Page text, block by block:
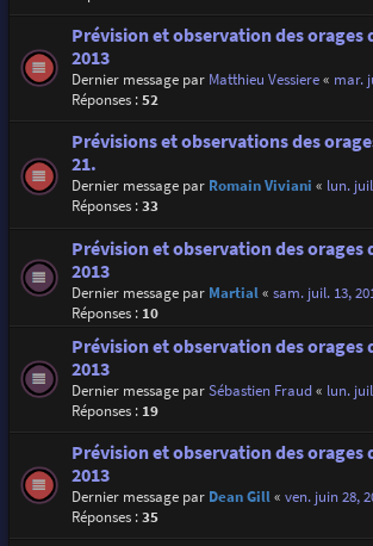
Prévision et observation des orages
2013
Dernier message par Matthieu Vessiere« mar.
Réponses :52
Prévisions et observations des
21.
Dernier message par Romain Viviani « lun.
Réponses :33
Prévision et observation des orages
2013
Dernier message par Martial« sam. juil. 13,
Réponses : 10
Prévision et observation des orages
2013
Dernier message parSébastien Fraud« lun.
Réponses : 19
Prévision et observation des orages
2013
Dernier message par Dean Gill« ven. juin 28,
Réponses :35